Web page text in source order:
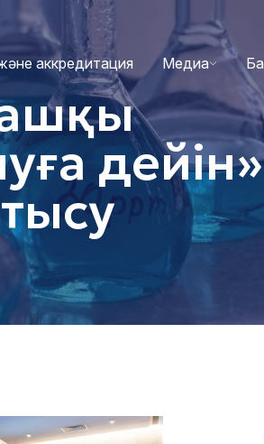
аккредитация Медиа
дейін»